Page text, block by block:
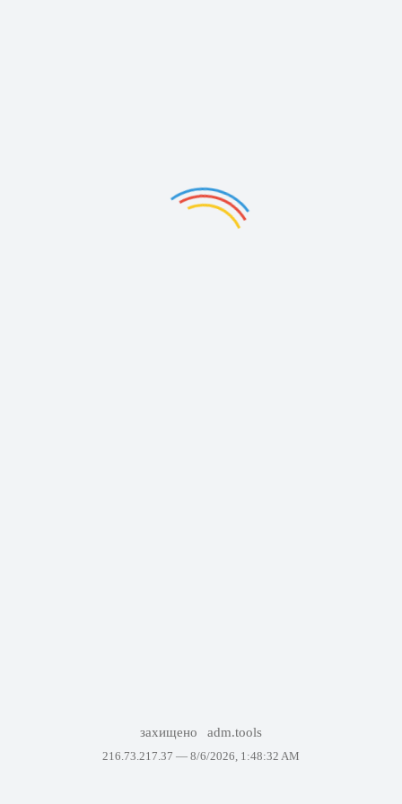
захищено adm.tools
216.73.217.37 — 8/6/2026, 1:48:32 AM